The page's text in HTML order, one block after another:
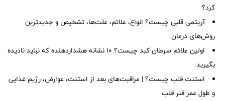
کرد؟
آریتمی قلبی چیست؟ انواع، علائم، علت‌ها، تشخیص و جدیدترین
روش‌های درمان
اولین علائم سرطان کبد چیست؟ ۱۰ نشانه هشداردهنده که نباید نادیده
بگیرید
استنت قلب چیست؟ | مراقبت‌های بعد از استنت، عوارض، رژیم غذایی
و طول عمر فنر قلب